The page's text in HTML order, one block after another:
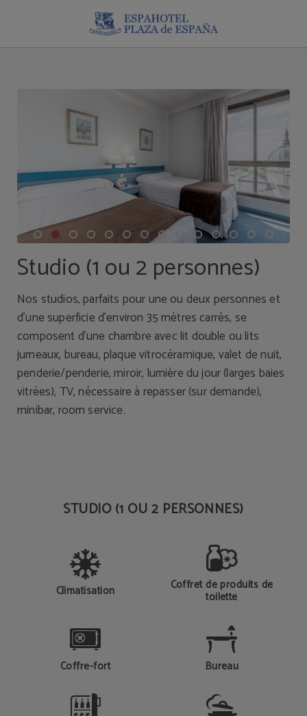
Studio (1 ou 2 personnes)
Nos studios, parfaits pour une ou deux personnes et
d’une superficie d’environ 35 mètres carrés, se
composent d’une chambre avec lit double ou lits
jumeaux, bureau, plaque vitrocéramique, valet de nuit,
penderie/penderie, miroir, lumière du jour (larges baies
vitrées), TV, nécessaire à repasser (sur demande),
minibar, room service.
STUDIO (1 OU 2 PERSONNES)
Climatisation Coffret de produits de
toilette
Coffre-fort Bureau